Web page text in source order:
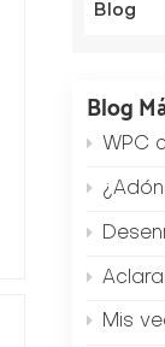
Blog
Blog
WPC coextruido
¿Adónde van los
Desenmascarando la trampa del bajo
Aclarando un
Mis vecinos no paran